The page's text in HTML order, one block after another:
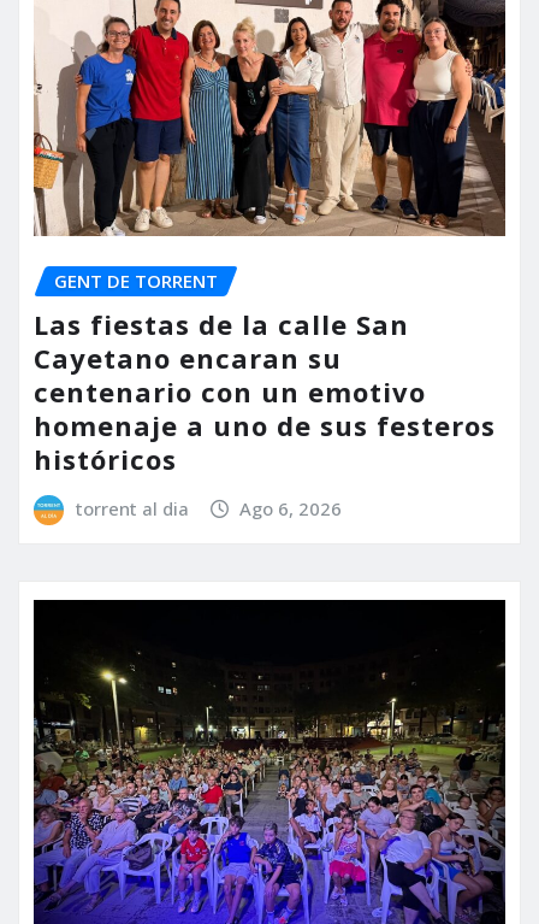
GENT DE TORRENT
Las fiestas de la calle San
Cayetano encaran su
centenario con un emotivo
homenaje a uno de sus festeros
históricos
torrent al dia Ago 6, 2026